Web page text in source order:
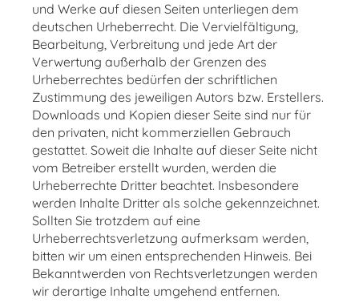
und Werke auf diesen Seiten unterliegen dem
deutschen Urheberrecht. Die Vervielfältigung,
Bearbeitung, Verbreitung und jede Art der
Verwertung außerhalb der Grenzen des
Urheberrechtes bedürfen der schriftlichen
Zustimmung des jeweiligen Autors bzw. Erstellers.
Downloads und Kopien dieser Seite sind nur für
den privaten, nicht kommerziellen Gebrauch
gestattet. Soweit die Inhalte auf dieser Seite nicht
vom Betreiber erstellt wurden, werden die
Urheberrechte Dritter beachtet. Insbesondere
werden Inhalte Dritter als solche gekennzeichnet.
Sollten Sie trotzdem auf eine
Urheberrechtsverletzung aufmerksam werden,
bitten wir um einen entsprechenden Hinweis. Bei
Bekanntwerden von Rechtsverletzungen werden
wir derartige Inhalte umgehend entfernen.